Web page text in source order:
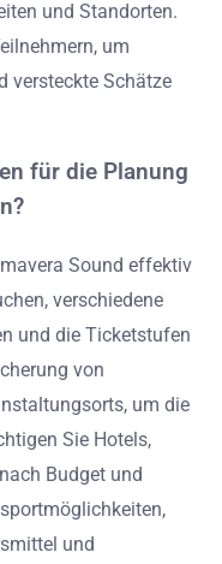
und Standorten.
um
versteckte Schätze
für die Planung
Sound effektiv
verschiedene
und die Ticketstufen
von
um die
Sie Hotels,
Budget und
und